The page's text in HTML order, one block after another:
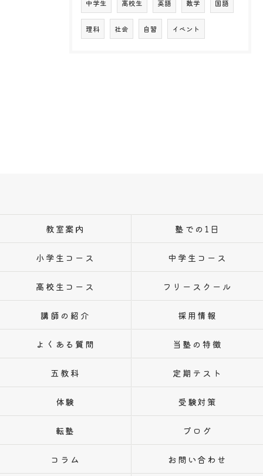
中学生 高校生 英語 数学 国語
理科 社会 自習 イベント
教室案内 塾での1日
小学生コース 中学生コース
高校生コース フリースクール
講師の紹介 採用情報
よくある質問 当塾の特徴
五教科 定期テスト
体験 受験対策
転塾 ブログ
コラム お問い合わせ